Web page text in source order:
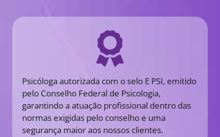
Psicóloga autorizada com o selo E PSI, emitido
pelo Conselho Federal de Psicologia,
garantindo a atuação profissional dentro das
normas exigidas pelo conselho e uma
segurança maior aos nossos clientes.